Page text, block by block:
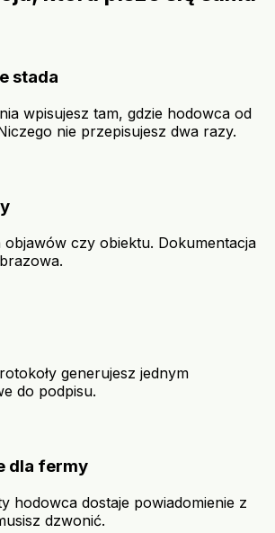
stada
wpisujesz tam, gdzie hodowca od
nie przepisujesz dwa razy.
objawów czy obiektu. Dokumentacja
generujesz jednym
do podpisu.
dla fermy
hodowca dostaje powiadomienie z
dzwonić.